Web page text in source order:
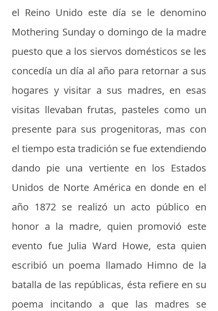
el Reino Unido este día se le denomino
Mothering Sunday o domingo de la madre
puesto que a los siervos domésticos se les
concedía un día al año para retornar a sus
hogares y visitar a sus madres, en esas
visitas llevaban frutas, pasteles como un
presente para sus progenitoras, mas con
el tiempo esta tradición se fue extendiendo
dando pie una vertiente en los Estados
Unidos de Norte América en donde en el
año 1872 se realizó un acto público en
honor a la madre, quien promovió este
evento fue Julia Ward Howe, esta quien
escribió un poema llamado Himno de la
batalla de las repúblicas, ésta refiere en su
poema incitando a que las madres se